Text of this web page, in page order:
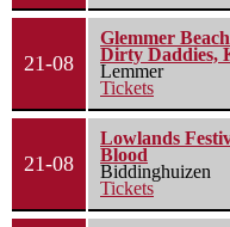
21-08
Glemmer
Dirty Daddies,
Lemmer
Tickets
21-08
Lowlands
Blood
Biddinghuizen
Tickets